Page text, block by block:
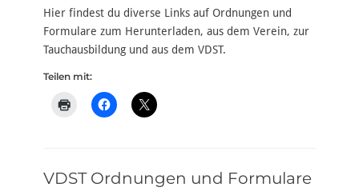
Hier findest du diverse Links auf Ordnungen und
Formulare zum Herunterladen, aus dem Verein, zur
Tauchausbildung und aus dem VDST.
Teilen mit:
VDST Ordnungen und Formulare